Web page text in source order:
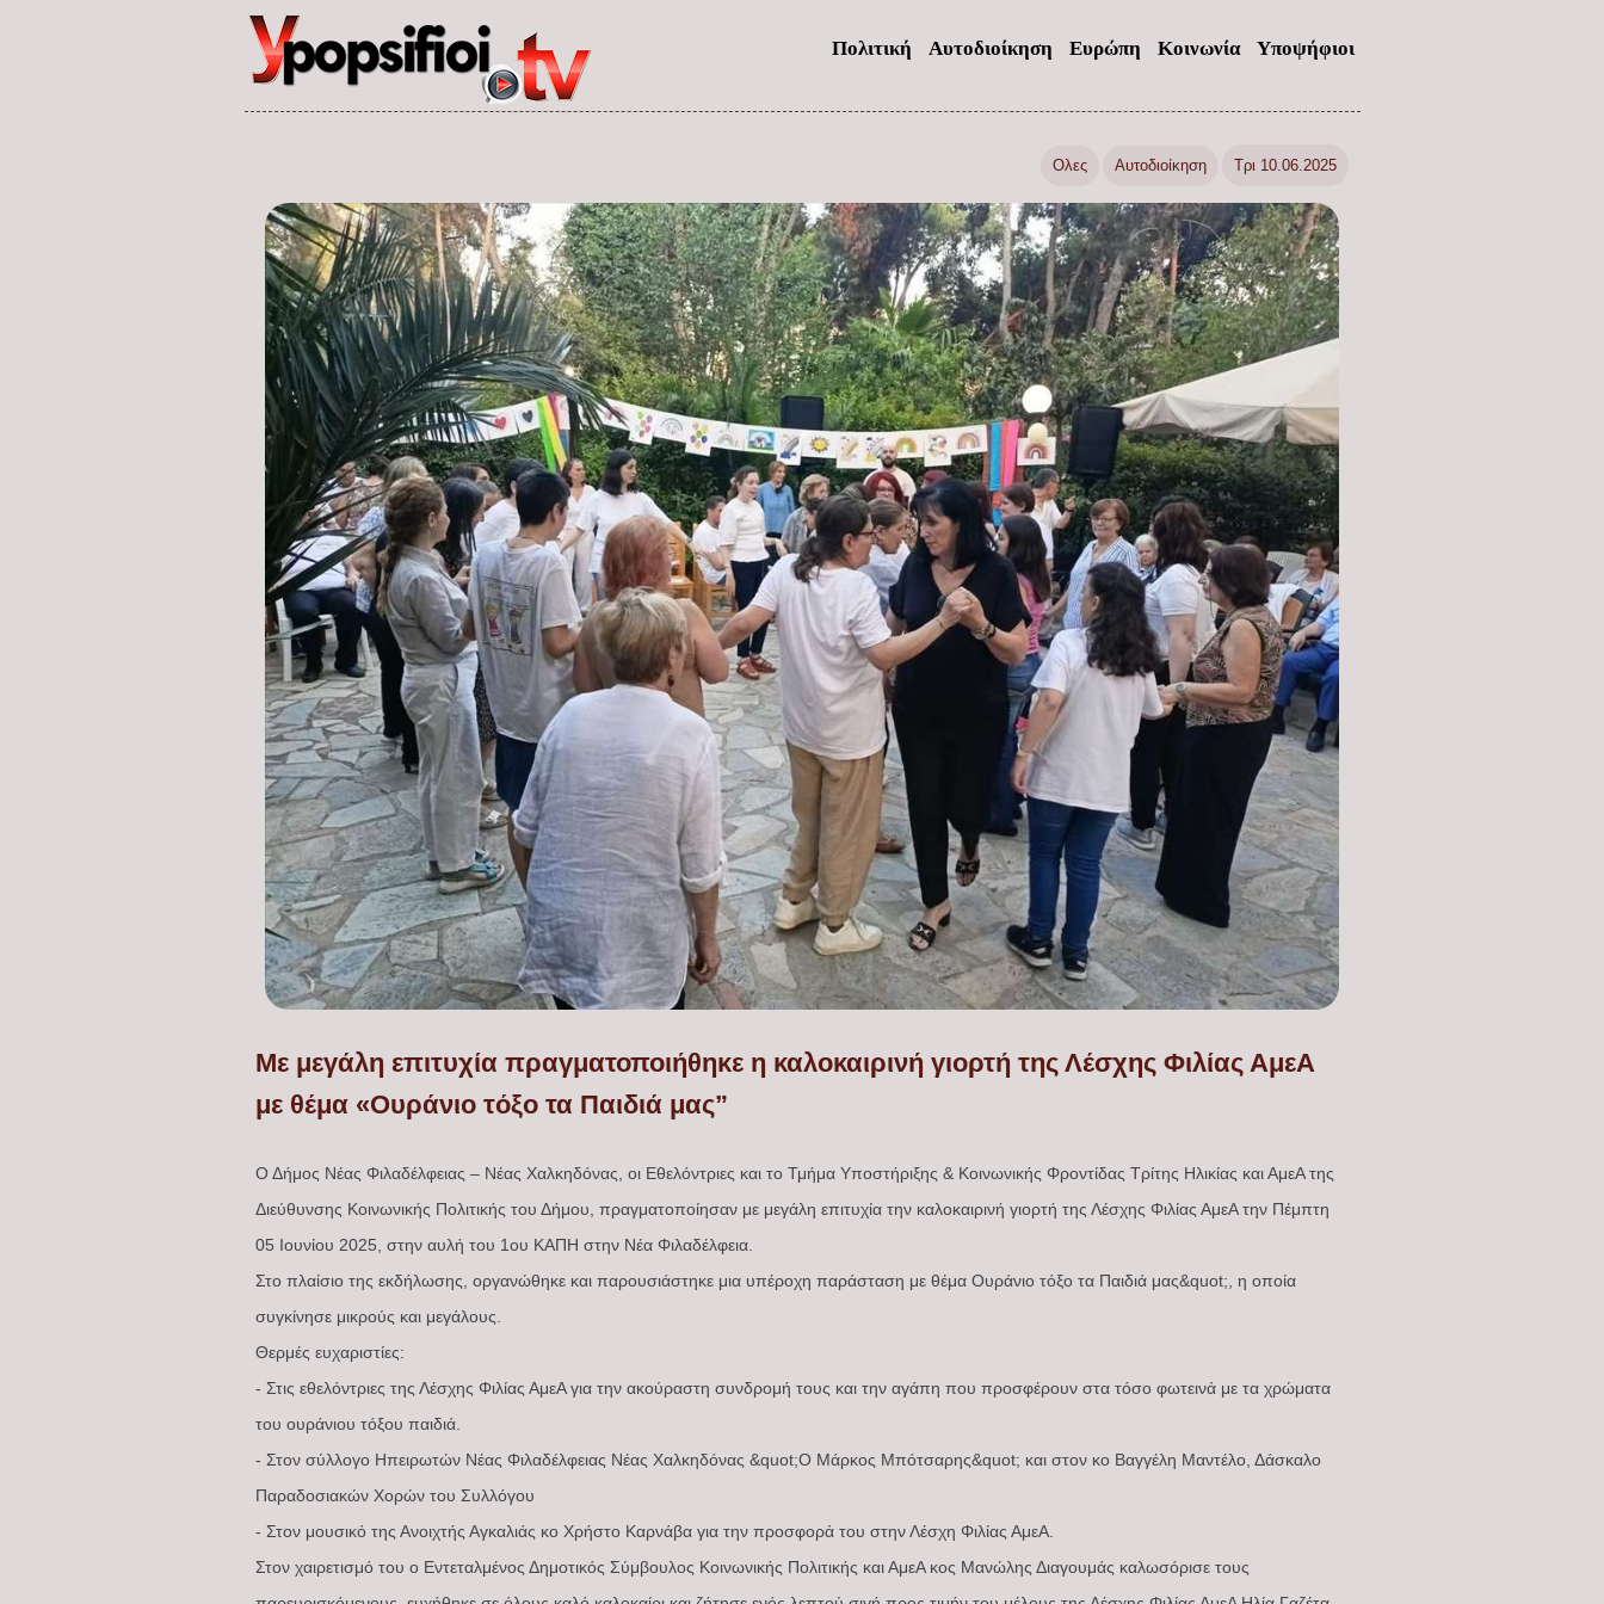
Πολιτική Αυτοδιοίκηση Ευρώπη Κοινωνία Υποψήφιοι
Ολες Αυτοδιοίκηση Τρι 10.06.2025
Με μεγάλη επιτυχία πραγματοποιήθηκε η καλοκαιρινή γιορτή της Λέσχης Φιλίας ΑμεΑ
με θέμα «Ουράνιο τόξο τα Παιδιά μας”
Ο Δήμος Νέας Φιλαδέλφειας – Νέας Χαλκηδόνας, οι Εθελόντριες και το Τμήμα Υποστήριξης & Κοινωνικής Φροντίδας Τρίτης Ηλικίας και ΑμεΑ της
Διεύθυνσης Κοινωνικής Πολιτικής του Δήμου, πραγματοποίησαν με μεγάλη επιτυχία την καλοκαιρινή γιορτή της Λέσχης Φιλίας ΑμεΑ την Πέμπτη
05 Ιουνίου 2025, στην αυλή του 1ου ΚΑΠΗ στην Νέα Φιλαδέλφεια.
Στο πλαίσιο της εκδήλωσης, οργανώθηκε και παρουσιάστηκε μια υπέροχη παράσταση με θέμα Ουράνιο τόξο τα Παιδιά μας&quot;, η οποία
συγκίνησε μικρούς και μεγάλους.
Θερμές ευχαριστίες:
- Στις εθελόντριες της Λέσχης Φιλίας ΑμεΑ για την ακούραστη συνδρομή τους και την αγάπη που προσφέρουν στα τόσο φωτεινά με τα χρώματα
του ουράνιου τόξου παιδιά.
- Στον σύλλογο Ηπειρωτών Νέας Φιλαδέλφειας Νέας Χαλκηδόνας &quot;Ο Μάρκος Μπότσαρης&quot; και στον κο Βαγγέλη Μαντέλο, Δάσκαλο
Παραδοσιακών Χορών του Συλλόγου
- Στον μουσικό της Ανοιχτής Αγκαλιάς κο Χρήστο Καρνάβα για την προσφορά του στην Λέσχη Φιλίας ΑμεΑ.
Στον χαιρετισμό του ο Εντεταλμένος Δημοτικός Σύμβουλος Κοινωνικής Πολιτικής και ΑμεΑ κος Μανώλης Διαγουμάς καλωσόρισε τους